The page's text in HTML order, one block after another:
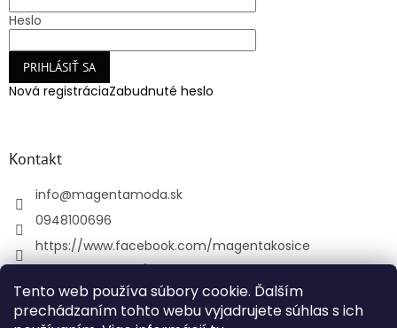
Tento web používa súbory cookie. Ďalším
prechádzaním tohto webu vyjadrujete súhlas s ich
Heslo
PRIHLÁSIŤ SA
Nová registráciaZabudnuté heslo
Kontakt
info@magentamoda.sk
0948100696
https://www.facebook.com/magentakosice
+421948100696